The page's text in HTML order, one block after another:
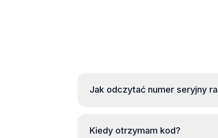
Jak odczytać numer seryjny
Kiedy otrzymam kod?